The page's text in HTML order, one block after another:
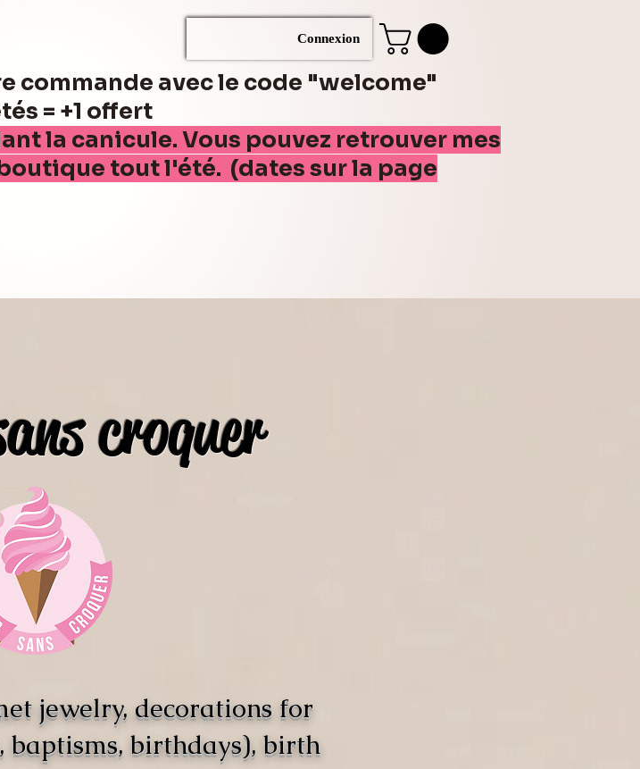
Connexion
commande avec le code "welcome"
= +1 offert
la canicule. Vous pouvez retrouver mes
tout l'été. (dates sur la page
croquer
jewelry, decorations for
baptisms, birthdays), birth